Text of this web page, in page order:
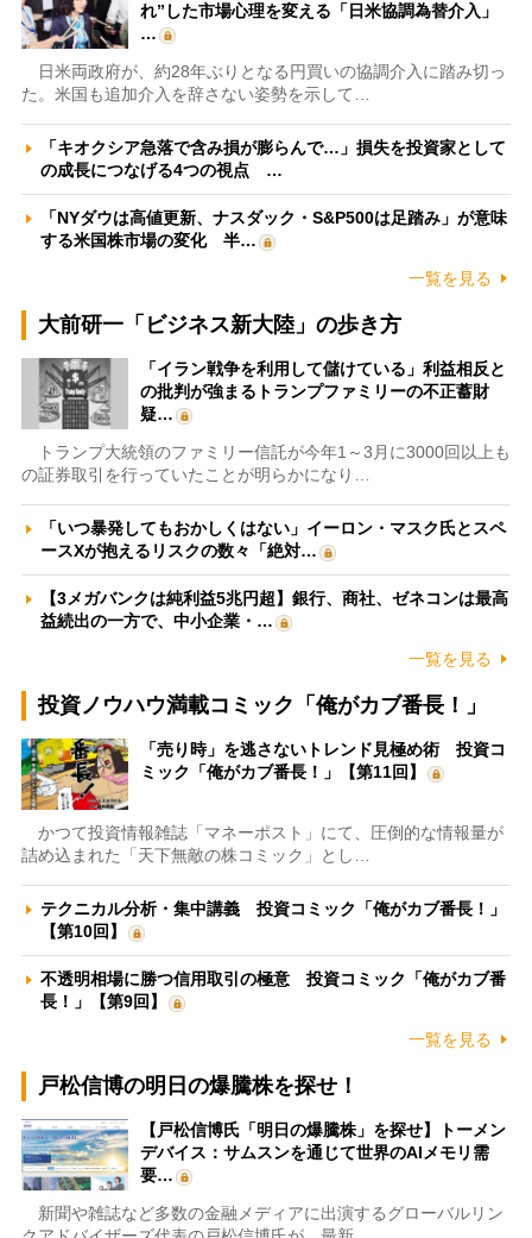
れ”した市場心理を変える「日米協調為替介入」
…
日米両政府が、約28年ぶりとなる円買いの協調介入に踏み切っ
た。米国も追加介入を辞さない姿勢を示して…
「キオクシア急落で含み損が膨らんで…」損失を投資家として
の成長につなげる4つの視点 …
「NYダウは高値更新、ナスダック・S&P500は足踏み」が意味
する米国株市場の変化 半…
一覧を見る
大前研一「ビジネス新大陸」の歩き方
「イラン戦争を利用して儲けている」利益相反と
の批判が強まるトランプファミリーの不正蓄財
疑…
トランプ大統領のファミリー信託が今年1～3月に3000回以上も
の証券取引を行っていたことが明らかになり…
「いつ暴発してもおかしくはない」イーロン・マスク氏とスペ
ースXが抱えるリスクの数々「絶対…
【3メガバンクは純利益5兆円超】銀行、商社、ゼネコンは最高
益続出の一方で、中小企業・…
一覧を見る
投資ノウハウ満載コミック「俺がカブ番長！」
「売り時」を逃さないトレンド見極め術 投資コ
ミック「俺がカブ番長！」【第11回】
かつて投資情報雑誌「マネーポスト」にて、圧倒的な情報量が
詰め込まれた「天下無敵の株コミック」とし…
テクニカル分析・集中講義 投資コミック「俺がカブ番長！」
【第10回】
不透明相場に勝つ信用取引の極意 投資コミック「俺がカブ番
長！」【第9回】
一覧を見る
戸松信博の明日の爆騰株を探せ！
【戸松信博氏「明日の爆騰株」を探せ】トーメン
デバイス：サムスンを通じて世界のAIメモリ需
要…
新聞や雑誌など多数の金融メディアに出演するグローバルリン